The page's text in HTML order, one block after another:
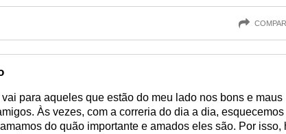
para aqueles que estão do meu lado nos bons e maus
Às vezes, com a correria do dia a dia, esquecemos
do quão importante e amados eles são. Por isso,